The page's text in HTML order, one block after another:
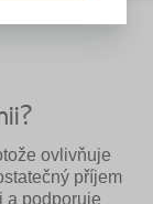
ovlivňuje
příjem
a podporuje